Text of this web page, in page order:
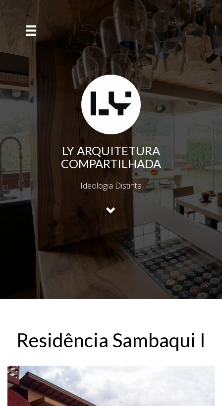
LY ARQUITETURA
COMPARTILHADA
Ideologia Distinta
Residência Sambaqui I